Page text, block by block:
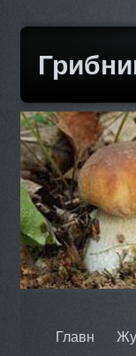
Главн